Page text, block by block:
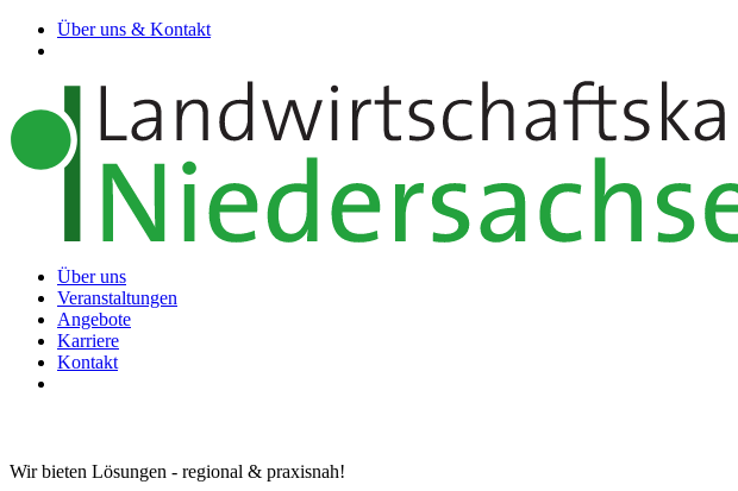
Über uns & Kontakt
Über uns
Veranstaltungen
Angebote
Karriere
Kontakt
Wir bieten Lösungen - regional & praxisnah!